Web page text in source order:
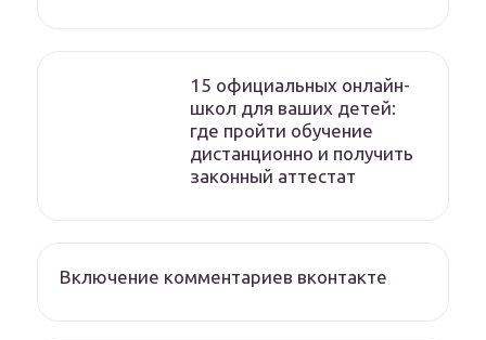
15 официальных онлайн-
школ для ваших детей:
где пройти обучение
дистанционно и получить
законный аттестат
Включение комментариев вконтакте